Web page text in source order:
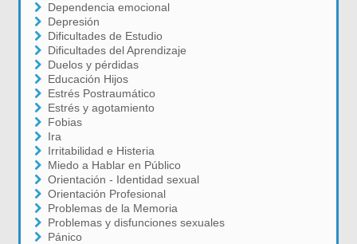
Dependencia emocional
Depresión
Dificultades de Estudio
Dificultades del Aprendizaje
Duelos y pérdidas
Educación Hijos
Estrés Postraumático
Estrés y agotamiento
Fobias
Ira
Irritabilidad e Histeria
Miedo a Hablar en Público
Orientación - Identidad sexual
Orientación Profesional
Problemas de la Memoria
Problemas y disfunciones sexuales
Pánico